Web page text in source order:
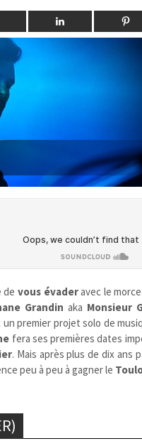
de vous évaderavec le
Grandin aka Monsieur
premier projet solo de
fera ses premières dates
. Mais après plus de dix ans
peu à peu à gagner le